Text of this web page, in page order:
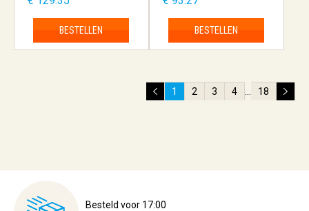
BESTELLEN BESTELLEN
1 2 3 4 18
Besteld voor 17:00